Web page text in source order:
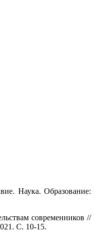
Наука. Образование:
современников //
С. 10-15.